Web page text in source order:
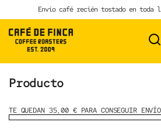
to
content
Envío café recién tostado en toda
Producto
TE QUEDAN 35,00 € PARA CONSEGUIR